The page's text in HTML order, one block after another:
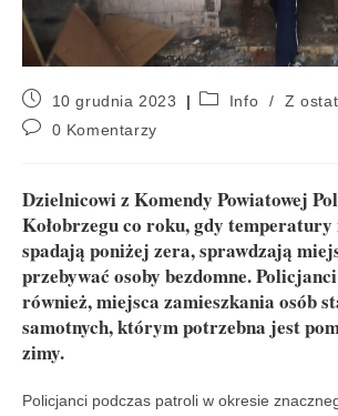
10 grudnia 2023 Info /
Z
0 Komentarzy
Dzielnicowi z Komendy Powiatowej
Kołobrzegu co roku, gdy temperatury
spadają poniżej zera, sprawdzają
przebywać osoby bezdomne.
również, miejsca zamieszkania osób
samotnych, którym potrzebna jest
zimy.
Policjanci podczas patroli w okresie